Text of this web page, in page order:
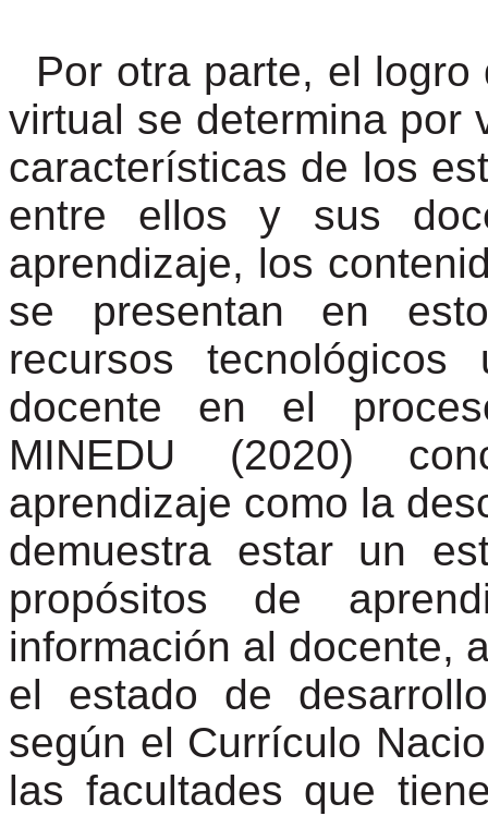
Por otra parte, el
virtual se determina por
características de los
entre ellos y sus
aprendizaje, los
se presentan en
recursos
docente en el
MINEDU (2020)
aprendizaje como la
demuestra estar un
propósitos de
información al docente,
el estado de
según el Currículo
las facultades que